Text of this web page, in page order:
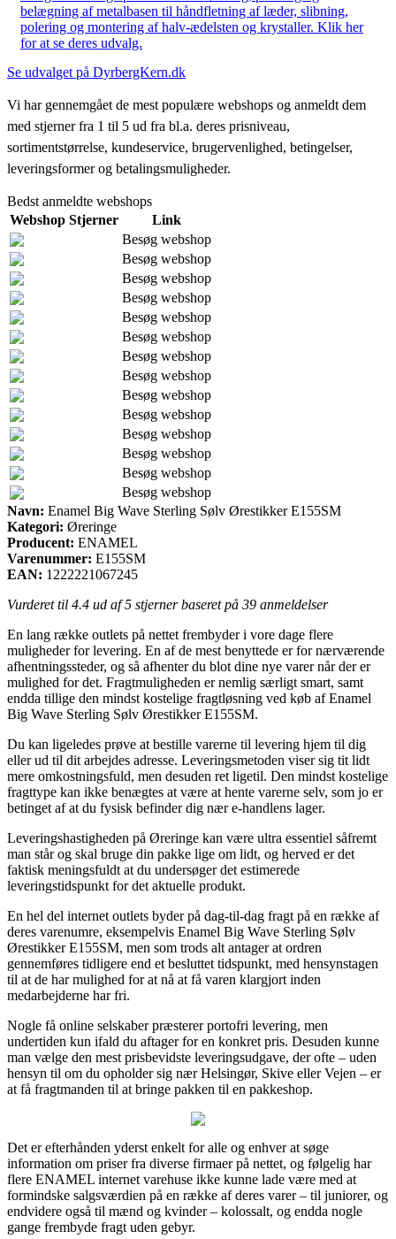
belægning af metalbasen til håndfletning af læder, slibning,
polering og montering af halv-ædelsten og krystaller. Klik her
for at se deres udvalg.
Se udvalget på DyrbergKern.dk
Vi har gennemgået de mest populære webshops og anmeldt dem
med stjerner fra 1 til 5 ud fra bl.a. deres prisniveau,
sortimentstørrelse, kundeservice, brugervenlighed, betingelser,
leveringsformer og betalingsmuligheder.
Bedst anmeldte webshops
Webshop Stjerner
Link
Besøg webshop
Besøg webshop
Besøg webshop
Besøg webshop
Besøg webshop
Besøg webshop
Besøg webshop
Besøg webshop
Besøg webshop
Besøg webshop
Besøg webshop
Besøg webshop
Besøg webshop
Besøg webshop
Navn: Enamel Big Wave Sterling Sølv Ørestikker E155SM
Kategori: Øreringe
Producent: ENAMEL
Varenummer: E155SM
EAN: 1222221067245
Vurderet til 4.4 ud af 5 stjerner baseret på 39 anmeldelser
En lang række outlets på nettet frembyder i vore dage flere
muligheder for levering. En af de mest benyttede er for nærværende
afhentningssteder, og så afhenter du blot dine nye varer når der er
mulighed for det. Fragtmuligheden er nemlig særligt smart, samt
endda tillige den mindst kostelige fragtløsning ved køb af Enamel
Big Wave Sterling Sølv Ørestikker E155SM.
Du kan ligeledes prøve at bestille varerne til levering hjem til dig
eller ud til dit arbejdes adresse. Leveringsmetoden viser sig tit lidt
mere omkostningsfuld, men desuden ret ligetil. Den mindst kostelige
fragttype kan ikke benægtes at være at hente varerne selv, som jo er
betinget af at du fysisk befinder dig nær e-handlens lager.
Leveringshastigheden på Øreringe kan være ultra essentiel såfremt
man står og skal bruge din pakke lige om lidt, og herved er det
faktisk meningsfuldt at du undersøger det estimerede
leveringstidspunkt for det aktuelle produkt.
En hel del internet outlets byder på dag-til-dag fragt på en række af
deres varenumre, eksempelvis Enamel Big Wave Sterling Sølv
Ørestikker E155SM, men som trods alt antager at ordren
gennemføres tidligere end et besluttet tidspunkt, med hensynstagen
til at de har mulighed for at nå at få varen klargjort inden
medarbejderne har fri.
Nogle få online selskaber præsterer portofri levering, men
undertiden kun ifald du aftager for en konkret pris. Desuden kunne
man vælge den mest prisbevidste leveringsudgave, der ofte – uden
hensyn til om du opholder sig nær Helsingør, Skive eller Vejen – er
at få fragtmanden til at bringe pakken til en pakkeshop.
Det er efterhånden yderst enkelt for alle og enhver at søge
information om priser fra diverse firmaer på nettet, og følgelig har
flere ENAMEL internet varehuse ikke kunne lade være med at
formindske salgsværdien på en række af deres varer – til juniorer, og
endvidere også til mænd og kvinder – kolossalt, og endda nogle
gange frembyde fragt uden gebyr.